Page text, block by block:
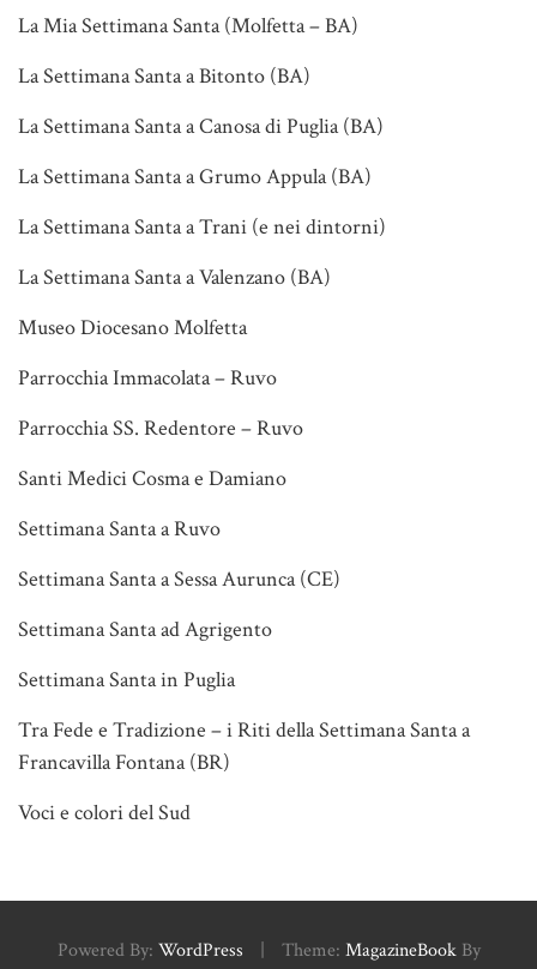
La Mia Settimana Santa (Molfetta – BA)
La Settimana Santa a Bitonto (BA)
La Settimana Santa a Canosa di Puglia (BA)
La Settimana Santa a Grumo Appula (BA)
La Settimana Santa a Trani (e nei dintorni)
La Settimana Santa a Valenzano (BA)
Museo Diocesano Molfetta
Parrocchia Immacolata – Ruvo
Parrocchia SS. Redentore – Ruvo
Santi Medici Cosma e Damiano
Settimana Santa a Ruvo
Settimana Santa a Sessa Aurunca (CE)
Settimana Santa ad Agrigento
Settimana Santa in Puglia
Tra Fede e Tradizione – i Riti della Settimana Santa a
Francavilla Fontana (BR)
Voci e colori del Sud
Powered By: WordPress Theme: MagazineBookBy